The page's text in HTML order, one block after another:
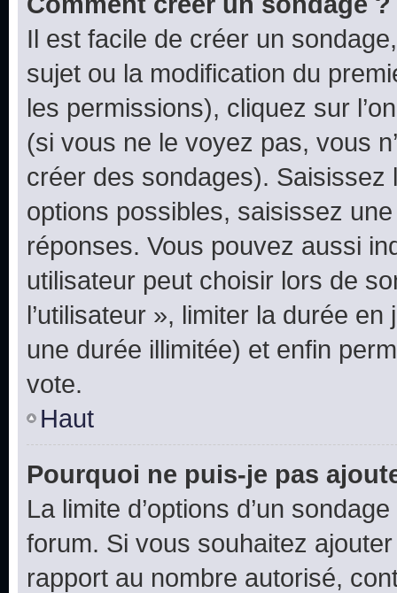
Il est facile de créer un
sujet ou la modification du
les permissions), cliquez sur
(si vous ne le voyez pas, vous
créer des sondages).
options possibles, saisissez
réponses. Vous pouvez aussi
utilisateur peut choisir lors de
l’utilisateur », limiter la durée
une durée illimitée) et enfin
vote.
Haut
Pourquoi ne puis-je pas
La limite d’options d’un
forum. Si vous souhaitez
rapport au nombre autorisé,